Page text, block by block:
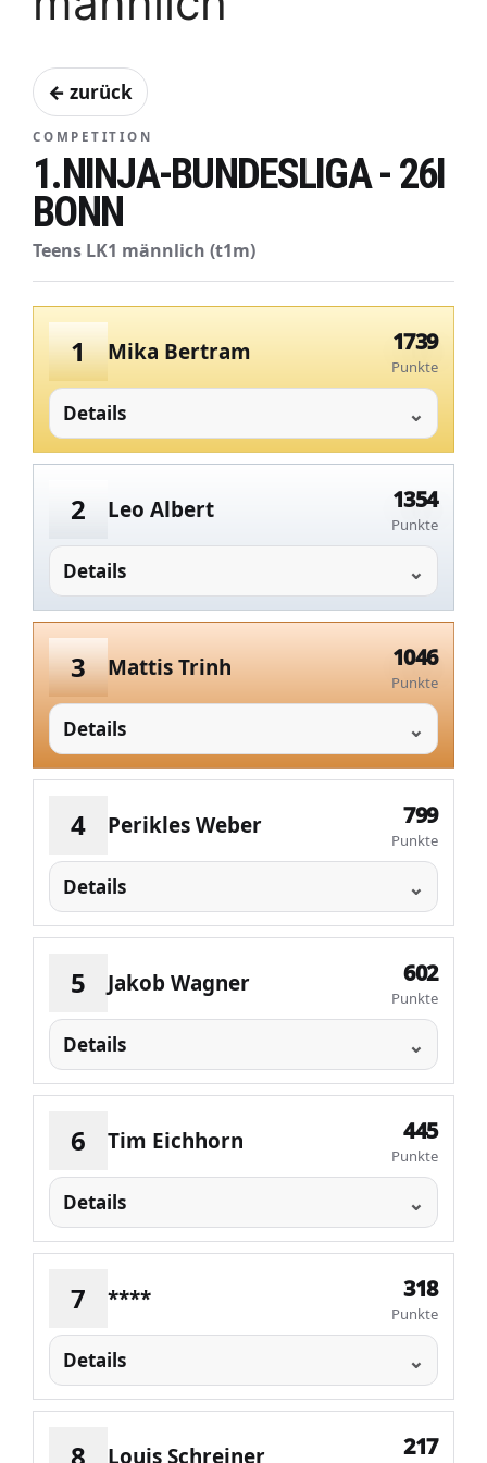
← zurück
COMPETITION
1.NINJA-BUNDESLIGA - 26I
BONN
Teens LK1 männlich (t1m)
1 Mika Bertram 1739
Punkte
Details
2 Leo Albert 1354
Punkte
Details
3 Mattis Trinh 1046
Punkte
Details
4 Perikles Weber 799
Punkte
Details
5 Jakob Wagner 602
Punkte
Details
6 Tim Eichhorn 445
Punkte
Details
7 **** 318
Punkte
Details
Louis Schreiner 217